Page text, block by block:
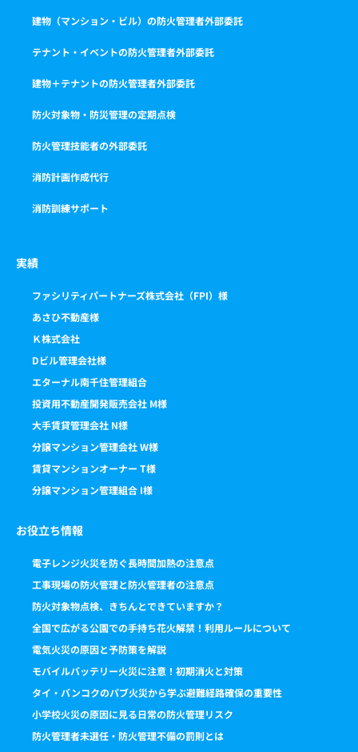
建物（マンション・ビル）の防火管理者外部委託
テナント・イベントの防火管理者外部委託
建物＋テナントの防火管理者外部委託
防火対象物・防災管理の定期点検
防火管理技能者の外部委託
消防計画作成代行
消防訓練サポート
実績
ファシリティパートナーズ株式会社（FPI）様
あさひ不動産様
Ｋ株式会社
Dビル管理会社様
エターナル南千住管理組合
投資用不動産開発販売会社 M様
大手賃貸管理会社 N様
分譲マンション管理会社 W様
賃貸マンションオーナー T様
分譲マンション管理組合 I様
お役立ち情報
電子レンジ火災を防ぐ長時間加熱の注意点
工事現場の防火管理と防火管理者の注意点
防火対象物点検、きちんとできていますか？
全国で広がる公園での手持ち花火解禁！利用ルールについて
電気火災の原因と予防策を解説
モバイルバッテリー火災に注意！初期消火と対策
タイ・バンコクのパブ火災から学ぶ避難経路確保の重要性
小学校火災の原因に見る日常の防火管理リスク
防火管理者未選任・防火管理不備の罰則とは